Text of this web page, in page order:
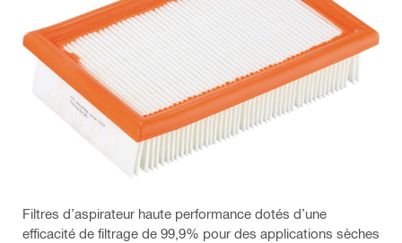
Filtres d’aspirateur haute performance dotés d’une
efficacité de filtrage de 99,9% pour des applications sèches